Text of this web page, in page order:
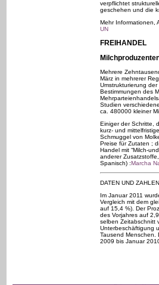
verpflichtet
geschehen und die
Mehr Informationen,
UN
FREIHANDEL
Mehrere
März in mehrerer
Umstrukturierung
Bestimmungen des
Studien
ca. 480000 kleiner
Einiger der Schritte,
kurz- und
Schmuggel von
Preise für Zutaten ;
Handel mit “Milch-
anderer
Spanisch) :Marcha
DATEN UND ZAHLEN
Im Januar 2011
Vergleich mit dem
auf 15,4 %). Der
des Vorjahres auf
selben Zeitabschnitt
Unterbeschäftigung
Tausend Menschen.
2009 bis Januar